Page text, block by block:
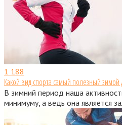
1 188
Какой вид спорта самый полезный зимой
В зимний период наша
минимуму, а ведь она является